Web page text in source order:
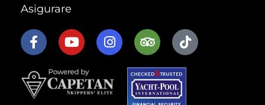
Asigurare